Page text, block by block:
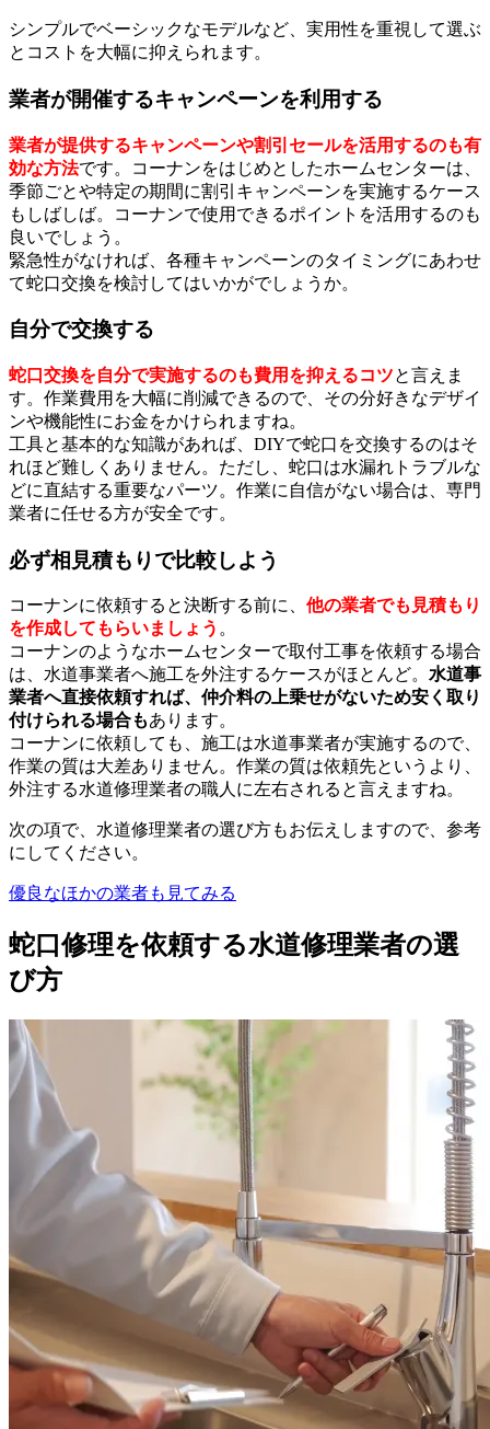
シンプルでベーシックなモデルなど、実用性を重視して選ぶ
とコストを大幅に抑えられます。
業者が開催するキャンペーンを利用する
業者が提供するキャンペーンや割引セールを活用するのも有
効な方法です。コーナンをはじめとしたホームセンターは、
季節ごとや特定の期間に割引キャンペーンを実施するケース
もしばしば。コーナンで使用できるポイントを活用するのも
良いでしょう。
緊急性がなければ、各種キャンペーンのタイミングにあわせ
て蛇口交換を検討してはいかがでしょうか。
自分で交換する
蛇口交換を自分で実施するのも費用を抑えるコツと言えま
す。作業費用を大幅に削減できるので、その分好きなデザイ
ンや機能性にお金をかけられますね。
工具と基本的な知識があれば、DIYで蛇口を交換するのはそ
れほど難しくありません。ただし、蛇口は水漏れトラブルな
どに直結する重要なパーツ。作業に自信がない場合は、専門
業者に任せる方が安全です。
必ず相見積もりで比較しよう
コーナンに依頼すると決断する前に、 他の業者でも見積もり
を作成してもらいましょう 。
コーナンのようなホームセンターで取付工事を依頼する場合
は、水道事業者へ施工を外注するケースがほとんど。 水道事
業者へ直接依頼すれば、仲介料の上乗せがないため安く取り
付けられる場合もあります。
コーナンに依頼しても、施工は水道事業者が実施するので、
作業の質は大差ありません。作業の質は依頼先というより、
外注する水道修理業者の職人に左右されると言えますね。
次の項で、水道修理業者の選び方もお伝えしますので、参考
にしてください。
優良なほかの業者も見てみる
蛇口修理を依頼する水道修理業者の選
び方